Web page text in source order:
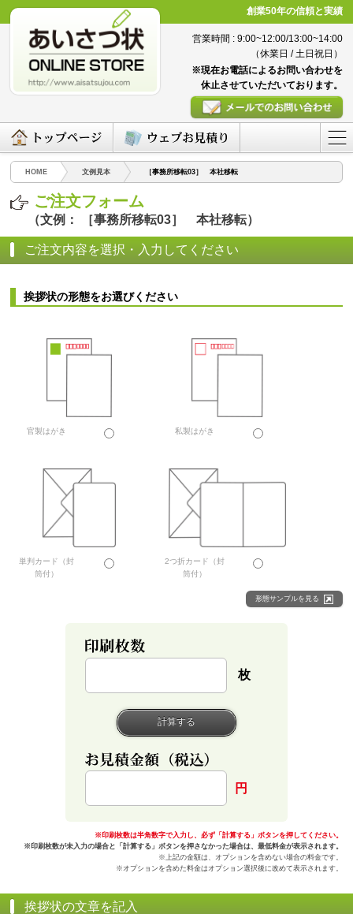
創業50年の信頼と実績
営業時間 : 9:00~12:00/13:00~14:00
（休業日 / 土日祝日）
※現在お電話によるお問い合わせを
休止させていただいております。
HOME 文例見本 ［事務所移転03］ 本社移転
ご注文フォーム
（文例： ［事務所移転03］ 本社移転）
ご注文内容を選択・入力してください
挨拶状の形態をお選びください
官製はがき 私製はがき
単判カード（封
筒付）
2つ折カード（封
筒付）
形態サンプルを見る
枚
円
※印刷枚数は半角数字で入力し、必ず「計算する」ボタンを押してください。
※印刷枚数が未入力の場合と「計算する」ボタンを押さなかった場合は、最低料金が表示されます。
※上記の金額は、オプションを含めない場合の料金です。
※オプションを含めた料金はオプション選択後に改めて表示されます。
挨拶状の文章を記入